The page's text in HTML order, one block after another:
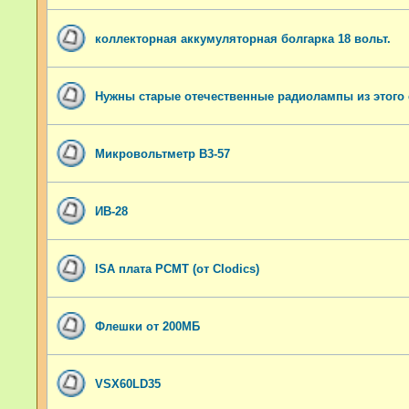
коллекторная аккумуляторная болгарка 18 вольт.
Нужны старые отечественные радиолампы из этого
Микровольтметр В3-57
ИВ-28
ISA плата PCMT (от Clodics)
Флешки от 200МБ
VSX60LD35